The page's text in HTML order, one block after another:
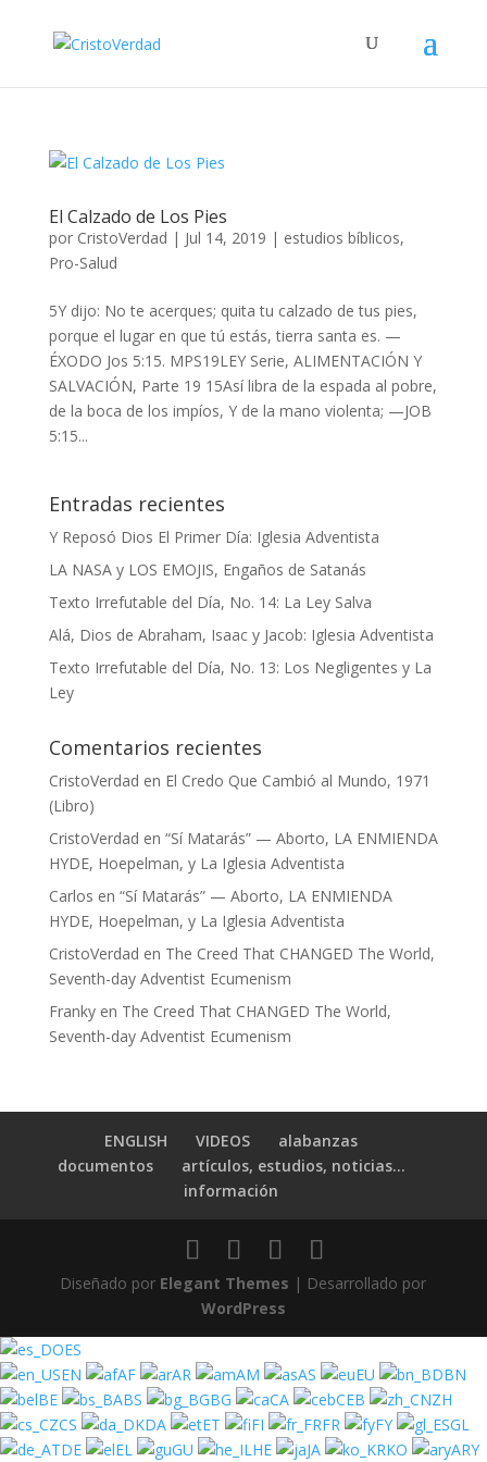
El Calzado de Los Pies
por CristoVerdad | Jul 14, 2019 | estudios bíblicos,
Pro-Salud
5Y dijo: No te acerques; quita tu calzado de tus pies,
porque el lugar en que tú estás, tierra santa es. —
ÉXODO Jos 5:15. MPS19LEY Serie, ALIMENTACIÓN Y
SALVACIÓN, Parte 19 15Así libra de la espada al pobre,
de la boca de los impíos, Y de la mano violenta; —JOB
5:15...
Entradas recientes
Y Reposó Dios El Primer Día: Iglesia Adventista
LA NASA y LOS EMOJIS, Engaños de Satanás
Texto Irrefutable del Día, No. 14: La Ley Salva
Alá, Dios de Abraham, Isaac y Jacob: Iglesia Adventista
Texto Irrefutable del Día, No. 13: Los Negligentes y La
Ley
Comentarios recientes
CristoVerdad en El Credo Que Cambió al Mundo, 1971
(Libro)
CristoVerdad en “Sí Matarás” — Aborto, LA ENMIENDA
HYDE, Hoepelman, y La Iglesia Adventista
Carlos en “Sí Matarás” — Aborto, LA ENMIENDA
HYDE, Hoepelman, y La Iglesia Adventista
CristoVerdad en The Creed That CHANGED The World,
Seventh-day Adventist Ecumenism
Frankyen The Creed That CHANGED The World,
Seventh-day Adventist Ecumenism
ENGLISH VIDEOS
alabanzas
documentos
artículos, estudios, noticias…
información
Diseñado por Elegant Themes | Desarrollado por
WordPress
ES
EN
AF AR AM AS EU
BN
BE
BS BG CA CEB
ZH
CS
DA ET FI FR FY
GL
DE
EL GU HE JA KO ARY